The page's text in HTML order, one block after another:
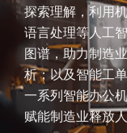
探索理解，利用
语言处理等人工
图谱，助力制造
析；以及智能工
一系列智能办公
赋能制造业释放